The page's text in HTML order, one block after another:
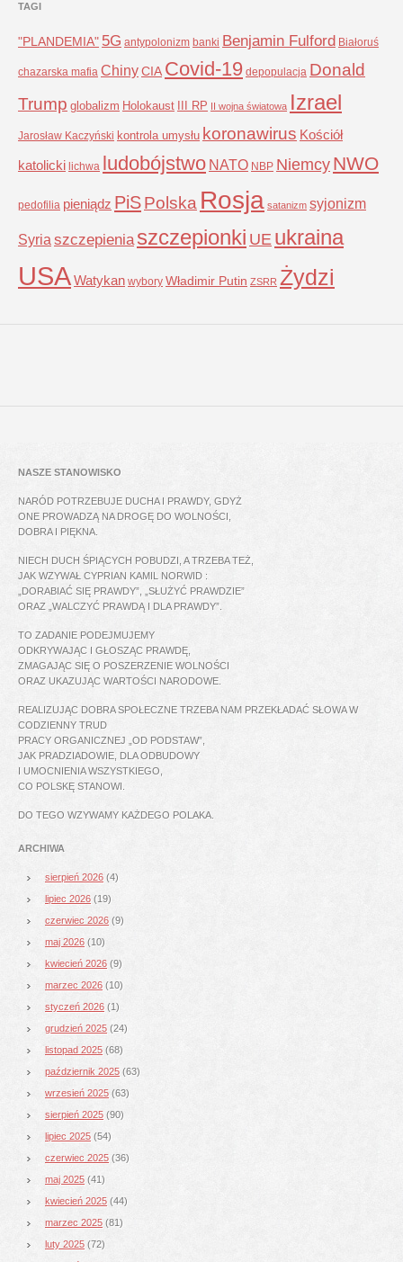
TAGI
"PLANDEMIA" 5G antypolonizm banki Benjamin Fulford Białoruś
chazarska mafia ChinyCIA Covid-19 depopulacja Donald
Trump globalizm Holokaust III RP II wojna światowa Izrael
Jarosław Kaczyński kontrola umysłu koronawirus Kościół
katolicki lichwa ludobójstwo NATO NBP NiemcyNWO
pedofilia pieniądz PiSPolska Rosja satanizm syjonizm
Syria szczepienia szczepionki UE ukraina
USAWatykan wybory Władimir Putin ZSRR Żydzi
NASZE STANOWISKO
NARÓD POTRZEBUJE DUCHA I PRAWDY, GDYŻ
ONE PROWADZĄ NA DROGĘ DO WOLNOŚCI,
DOBRA I PIĘKNA.
NIECH DUCH ŚPIĄCYCH POBUDZI, A TRZEBA TEŻ,
JAK WZYWAŁ CYPRIAN KAMIL NORWID :
„DORABIAĆ SIĘ PRAWDY”, „SŁUŻYĆ PRAWDZIE”
ORAZ „WALCZYĆ PRAWDĄ I DLA PRAWDY”.
TO ZADANIE PODEJMUJEMY
ODKRYWAJĄC I GŁOSZĄC PRAWDĘ,
ZMAGAJĄC SIĘ O POSZERZENIE WOLNOŚCI
ORAZ UKAZUJĄC WARTOŚCI NARODOWE.
REALIZUJĄC DOBRA SPOŁECZNE TRZEBA NAM PRZEKŁADAĆ SŁOWA W
CODZIENNY TRUD
PRACY ORGANICZNEJ „OD PODSTAW”,
JAK PRADZIADOWIE, DLA ODBUDOWY
I UMOCNIENIA WSZYSTKIEGO,
CO POLSKĘ STANOWI.
DO TEGO WZYWAMY KAŻDEGO POLAKA.
ARCHIWA
sierpień 2026 (4)
lipiec 2026 (19)
czerwiec 2026 (9)
maj 2026 (10)
kwiecień 2026 (9)
marzec 2026 (10)
styczeń 2026 (1)
grudzień 2025 (24)
listopad 2025 (68)
październik 2025 (63)
wrzesień 2025 (63)
sierpień 2025 (90)
lipiec 2025 (54)
czerwiec 2025 (36)
maj 2025 (41)
kwiecień 2025 (44)
marzec 2025 (81)
luty 2025 (72)